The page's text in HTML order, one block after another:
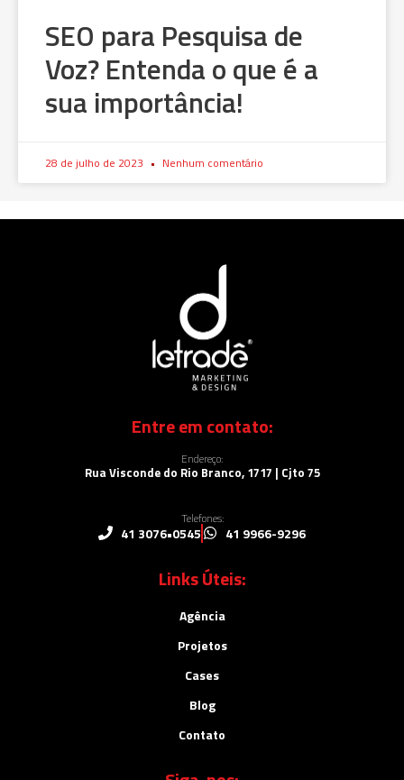
SEO para Pesquisa de
Voz? Entenda o que é a
sua importância!
28 de julho de 2023 Nenhum comentário
Entre em contato:
Endereço:
Rua Visconde do Rio Branco, 1717 | Cjto 75
Telefones:
41 3076•0545 41 9966-9296
Links Úteis:
Agência
Projetos
Cases
Blog
Contato